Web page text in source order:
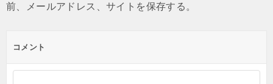
前、メールアドレス、サイトを保存する。
コメント